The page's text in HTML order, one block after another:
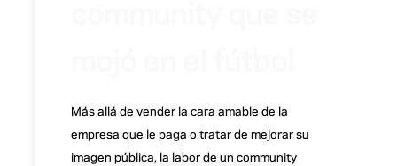
Más allá de vender la cara amable de la
empresa que le paga o tratar de mejorar su
imagen pública, la labor de un community